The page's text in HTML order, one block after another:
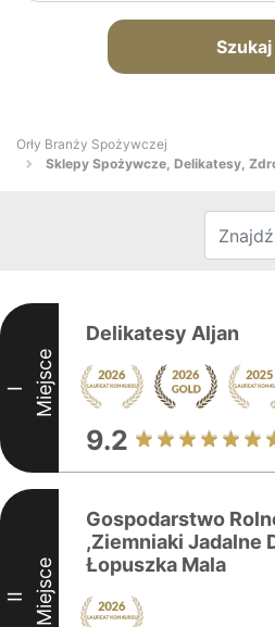
Szukaj
Orły Branży Spożywczej
Sklepy Spożywcze, Delikatesy,
I Miejsce
Delikatesy Aljan
9.2
II Miejsce
Gospodarstwo
,Ziemniaki Jadalne
Łopuszka Mala